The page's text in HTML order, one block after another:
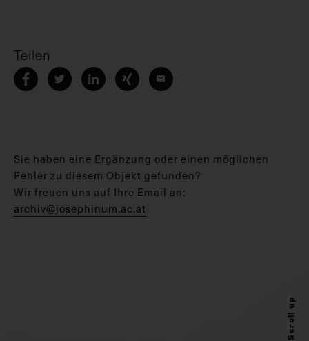
Teilen
Sie haben eine Ergänzung oder einen möglichen
Fehler zu diesem Objekt gefunden?
Wir freuen uns auf Ihre Email an:
archiv@josephinum.ac.at
Scroll up